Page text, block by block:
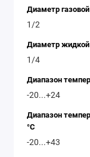
менее
Мощные
Диаметр
1/2
Диаметр
1/4
Диапазон
-20...+24
Диапазон
°C
-20...+43